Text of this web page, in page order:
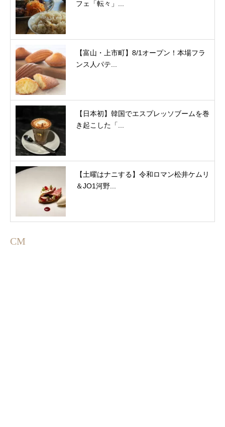
フェ「転々」...
【富山・上市町】8/1オープン！本場フラ
ンス人パテ...
【日本初】韓国でエスプレッソブームを巻
き起こした「...
【土曜はナニする】令和ロマン松井ケムリ
＆JO1河野...
CM